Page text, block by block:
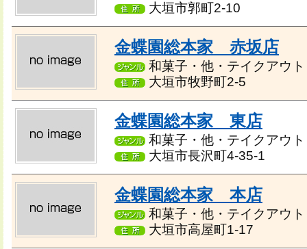
大垣市郭町2-10
金蝶園総本家 赤坂店
和菓子・他・テイクアウト
大垣市牧野町2-5
金蝶園総本家 東店
和菓子・他・テイクアウト
大垣市長沢町4-35-1
金蝶園総本家 本店
和菓子・他・テイクアウト
大垣市高屋町1-17